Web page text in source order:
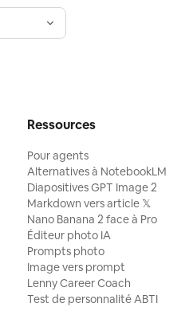
Ressources
Pour agents
Alternatives à NotebookLM
Diapositives GPT Image 2
Markdown vers article 𝕏
Nano Banana 2 face à Pro
Éditeur photo IA
Prompts photo
Image vers prompt
Lenny Career Coach
Test de personnalité ABTI